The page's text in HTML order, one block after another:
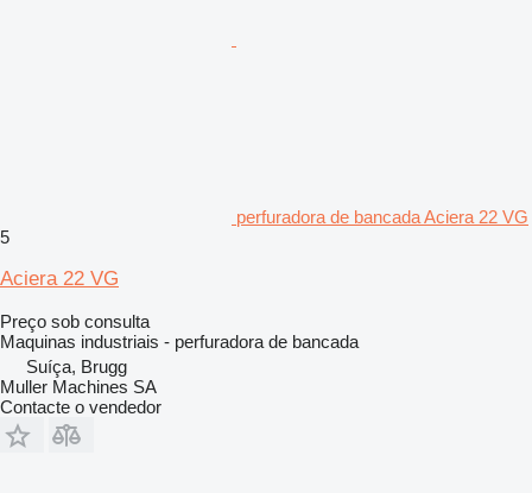
perfuradora de bancada Aciera 22 VG
5
Aciera 22 VG
Preço sob consulta
Maquinas industriais - perfuradora de bancada
Suíça, Brugg
Muller Machines SA
Contacte o vendedor